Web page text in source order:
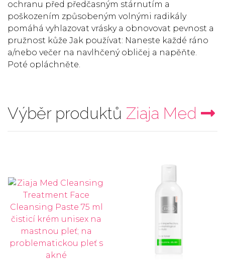
ochranu před předčasným stárnutím a
poškozením způsobeným volnými radikály
pomáhá vyhlazovat vrásky a obnovovat pevnost a
pružnost kůže Jak používat: Naneste každé ráno
a/nebo večer na navlhčený obličej a napěňte.
Poté opláchněte.
Výběr produktů Ziaja Med